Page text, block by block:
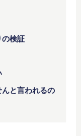
の検証
と言われるの